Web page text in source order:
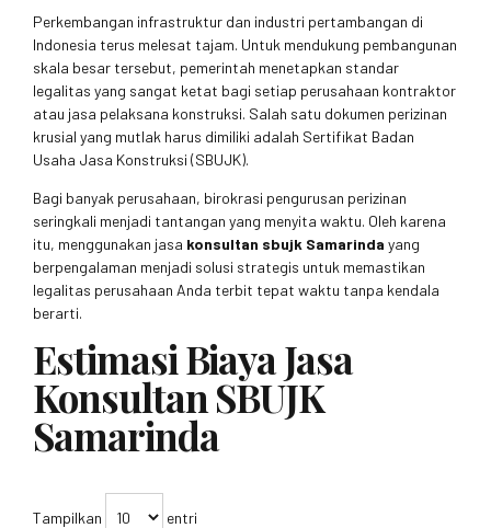
Perkembangan infrastruktur dan industri pertambangan di
Indonesia terus melesat tajam. Untuk mendukung pembangunan
skala besar tersebut, pemerintah menetapkan standar
legalitas yang sangat ketat bagi setiap perusahaan kontraktor
atau jasa pelaksana konstruksi. Salah satu dokumen perizinan
krusial yang mutlak harus dimiliki adalah Sertifikat Badan
Usaha Jasa Konstruksi (SBUJK).
Bagi banyak perusahaan, birokrasi pengurusan perizinan
seringkali menjadi tantangan yang menyita waktu. Oleh karena
itu, menggunakan jasa konsultan sbujk Samarinda yang
berpengalaman menjadi solusi strategis untuk memastikan
legalitas perusahaan Anda terbit tepat waktu tanpa kendala
berarti.
Estimasi Biaya Jasa
Konsultan SBUJK
Samarinda
Tampilkan entri